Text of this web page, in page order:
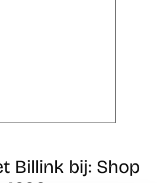
Billink bij: Shop